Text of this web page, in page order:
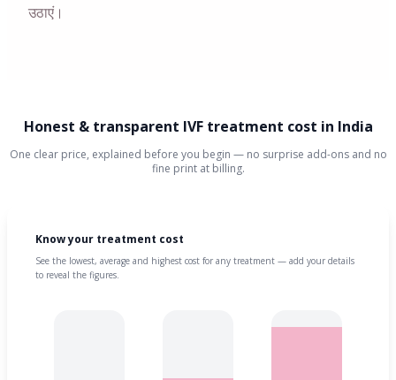
उठाएं।
Honest & transparent IVF treatment cost in India
One clear price, explained before you begin — no surprise add-ons and no
fine print at billing.
Know your treatment cost
See the lowest, average and highest cost for any treatment — add your details
to reveal the figures.